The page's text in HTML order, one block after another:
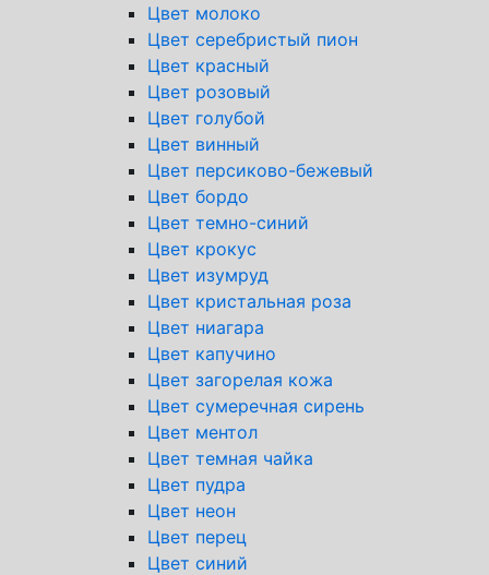
Цвет молоко
Цвет серебристый пион
Цвет красный
Цвет розовый
Цвет голубой
Цвет винный
Цвет персиково-бежевый
Цвет бордо
Цвет темно-синий
Цвет крокус
Цвет изумруд
Цвет кристальная роза
Цвет ниагара
Цвет капучино
Цвет загорелая кожа
Цвет сумеречная сирень
Цвет ментол
Цвет темная чайка
Цвет пудра
Цвет неон
Цвет перец
Цвет синий